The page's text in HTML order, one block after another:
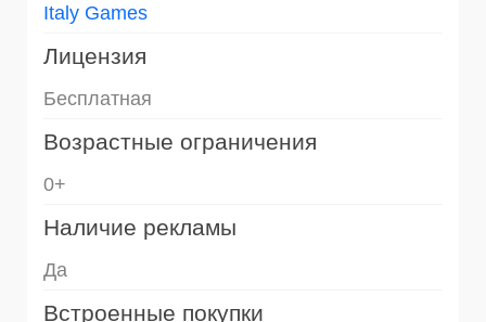
Italy Games
Лицензия
Бесплатная
Возрастные ограничения
0+
Наличие рекламы
Да
Встроенные покупки